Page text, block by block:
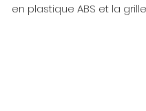
en plastique ABS et la